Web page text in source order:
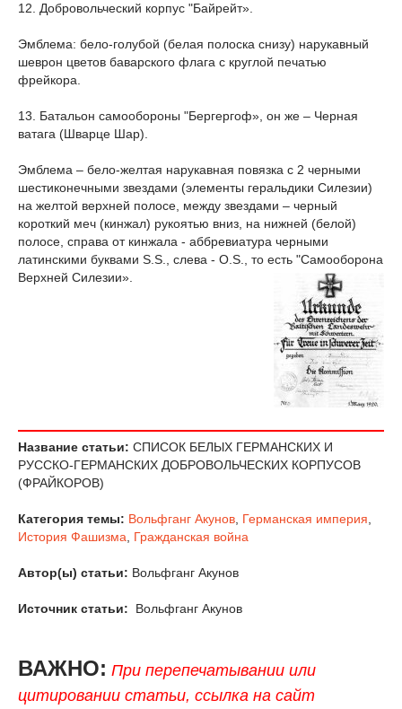
12. Добровольческий корпус "Байрейт».
Эмблема: бело-голубой (белая полоска снизу) нарукавный
шеврон цветов баварского флага с круглой печатью
фрейкора.
13. Батальон самообороны "Бергергоф», он же – Черная
ватага (Шварце Шар).
Эмблема – бело-желтая нарукавная повязка с 2 черными
шестиконечными звездами (элементы геральдики Силезии)
на желтой верхней полосе, между звездами – черный
короткий меч (кинжал) рукоятью вниз, на нижней (белой)
полосе, справа от кинжала - аббревиатура черными
латинскими буквами S.S., слева - O.S., то есть "Самооборона
Верхней Силезии».
Название статьи: СПИСОК БЕЛЫХ ГЕРМАНСКИХ И
РУССКО-ГЕРМАНСКИХ ДОБРОВОЛЬЧЕСКИХ КОРПУСОВ
(ФРАЙКОРОВ)
Категория темы: Вольфганг Акунов Германская империя
История Фашизма
Гражданская война
Автор(ы) статьи: Вольфганг Акунов
Источник статьи: Вольфганг Акунов
ВАЖНО: При перепечатывании или
цитировании статьи, ссылка на сайт